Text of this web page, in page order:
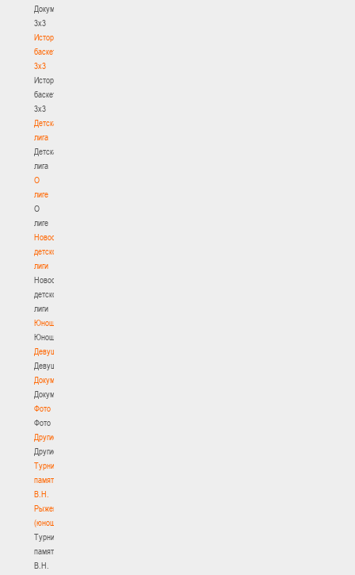
Документы
3х3
История
баскетбола
3х3
История
баскетбола
3х3
Детская
лига
Детская
лига
О
лиге
О
лиге
Новости
детской
лиги
Новости
детской
лиги
Юноши
Юноши
Девушки
Девушки
Документы
Документы
Фото
Фото
Другие
Другие
Турнир
памяти
В.Н.
Рыженкова
(юноши)
Турнир
памяти
В.Н.